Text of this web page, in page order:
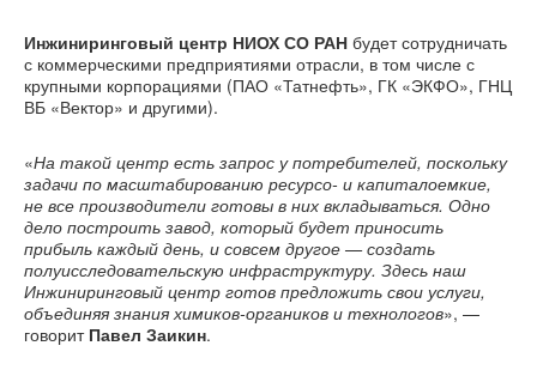
Инжиниринговый центр НИОХ СО РАН будет сотрудничать
с коммерческими предприятиями отрасли, в том числе с
крупными корпорациями (ПАО «Татнефть», ГК «ЭКФО», ГНЦ
ВБ «Вектор» и другими).
«На такой центр есть запрос у потребителей, поскольку
задачи по масштабированию ресурсо- и капиталоемкие,
не все производители готовы в них вкладываться. Одно
дело построить завод, который будет приносить
прибыль каждый день, и совсем другое — создать
полуисследовательскую инфраструктуру. Здесь наш
Инжиниринговый центр готов предложить свои услуги,
объединяя знания химиков-органиков и технологов», —
говорит Павел Заикин.